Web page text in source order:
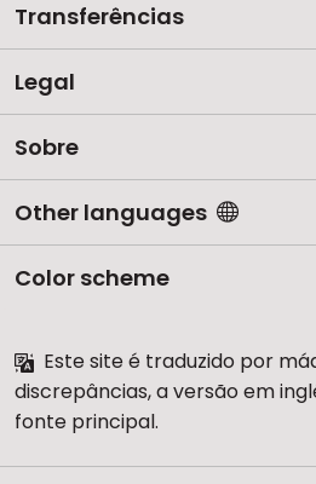
Transferências
Legal
Sobre
Other languages
Color scheme
Este site é traduzido por
discrepâncias, a versão em
fonte principal.